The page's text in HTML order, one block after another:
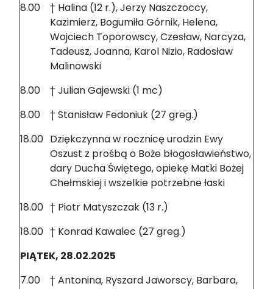
8.00
† Halina (12 r.), Jerzy Naszczoccy,
Kazimierz, Bogumiła Górnik, Helena,
Wojciech Toporowscy, Czesław, Narcyza,
Tadeusz, Joanna, Karol Nizio, Radosław
Malinowski
8.00
† Julian Gajewski (1 mc)
8.00
† Stanisław Fedoniuk (27 greg.)
18.00 Dziękczynna w rocznicę urodzin Ewy
Oszust z prośbą o Boże błogosławieństwo,
dary Ducha Świętego, opiekę Matki Bożej
Chełmskiej i wszelkie potrzebne łaski
18.00 † Piotr Matyszczak (13 r.)
18.00 † Konrad Kawalec (27 greg.)
PIĄTEK, 28.02.2025
7.00
† Antonina, Ryszard Jaworscy, Barbara,